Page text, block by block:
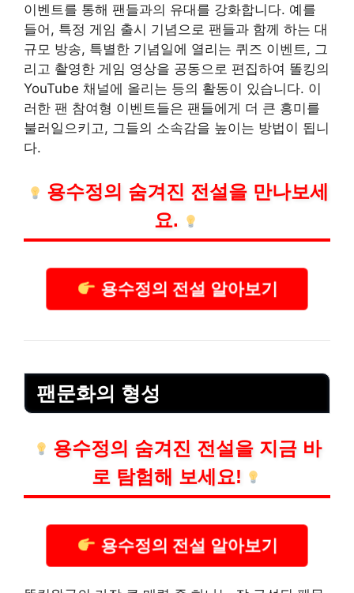
이벤트를 통해 팬들과의 유대를 강화합니다. 예를
들어, 특정 게임 출시 기념으로 팬들과 함께 하는 대
규모 방송, 특별한 기념일에 열리는 퀴즈 이벤트, 그
리고 촬영한 게임 영상을 공동으로 편집하여 똘킹의
YouTube 채널에 올리는 등의 활동이 있습니다. 이
러한 팬 참여형 이벤트들은 팬들에게 더 큰 흥미를
불러일으키고, 그들의 소속감을 높이는 방법이 됩니
다.
용수정의 숨겨진 전설을 만나보세
요.
용수정의 전설 알아보기
팬문화의 형성
용수정의 숨겨진 전설을 지금 바
로 탐험해 보세요!
용수정의 전설 알아보기